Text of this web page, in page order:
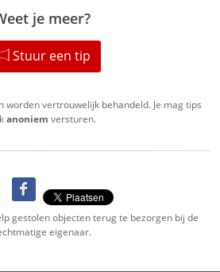
je meer?
Stuur een tip
worden vertrouwelijk behandeld. Je mag tips
anoniem versturen.
gestolen objecten terug te bezorgen bij de
eigenaar.